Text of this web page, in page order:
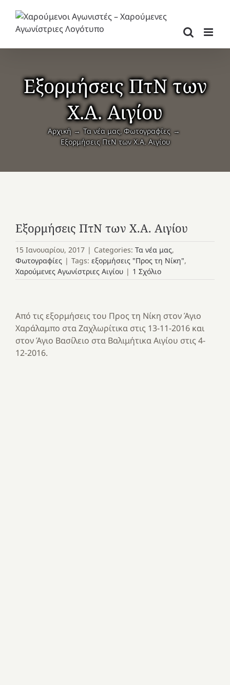
περιεχόμενο
Εξορμήσεις ΠτΝ των
Χ.Α. Αιγίου
Αρχική Τα νέα μας Φωτογραφίες
Εξορμήσεις ΠτΝ των Χ.Α. Αιγίου
Εξορμήσεις ΠτΝ των Χ.Α. Αιγίου
15 Ιανουαρίου, 2017 | Categories: Τα νέα μας,
Φωτογραφίες | Tags: εξορμήσεις "Προς τη Νίκη",
Χαρούμενες Αγωνίστριες Αιγίου | 1 Σχόλιο
Από τις εξορμήσεις του Προς τη Νίκη στον Άγιο
Χαράλαμπο στα Ζαχλωρίτικα στις 13-11-2016 και
στον Άγιο Βασίλειο στα Βαλιμήτικα Αιγίου στις 4-
12-2016.